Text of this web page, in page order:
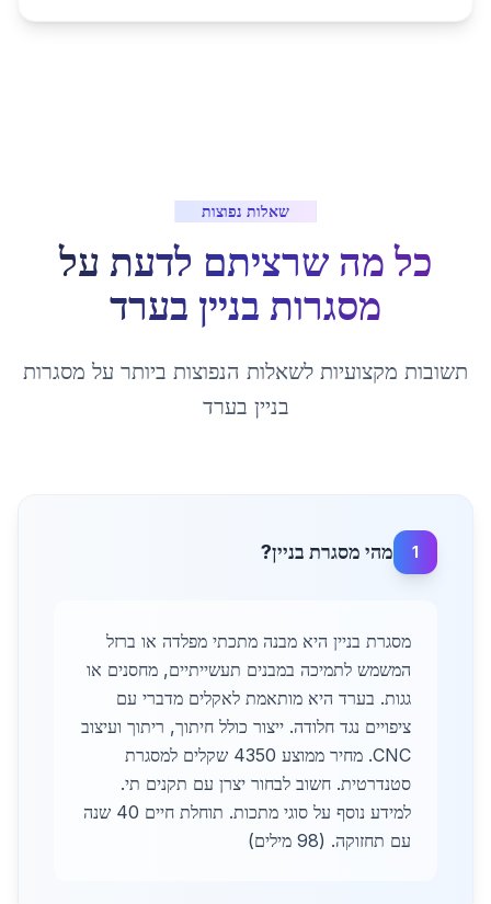
שאלות נפוצות
כל מה שרציתם לדעת על
מסגרות בניין בערד
תשובות מקצועיות לשאלות הנפוצות ביותר על מסגרות
בניין בערד
1 מהי מסגרת בניין?
מסגרת בניין היא מבנה מתכתי מפלדה או ברזל
המשמש לתמיכה במבנים תעשייתיים, מחסנים או
גגות. בערד היא מותאמת לאקלים מדברי עם
ציפויים נגד חלודה. ייצור כולל חיתוך, ריתוך ועיצוב
CNC. מחיר ממוצע 4350 שקלים למסגרת
סטנדרטית. חשוב לבחור יצרן עם תקנים תי.
למידע נוסף על סוגי מתכות. תוחלת חיים 40 שנה
עם תחזוקה. (98 מילים)